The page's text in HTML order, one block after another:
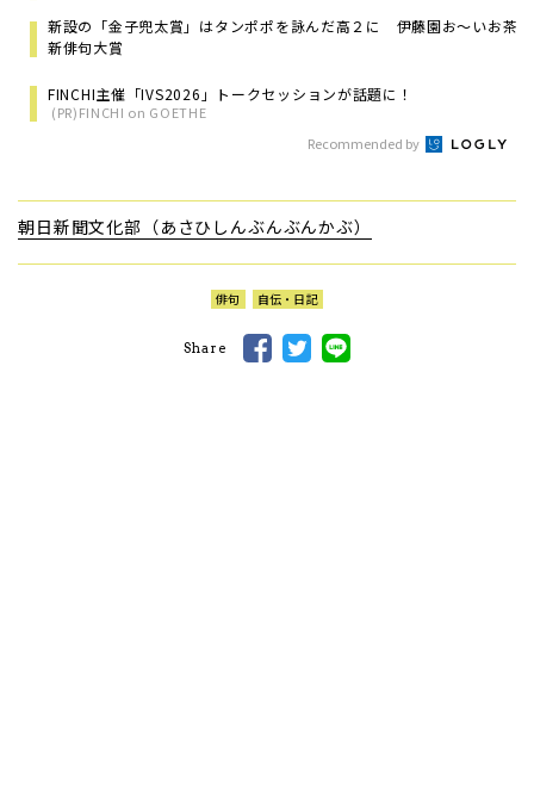
新設の「金子兜太賞」はタンポポを詠んだ高２に 伊藤園お～いお茶
新俳句大賞
FINCHI主催「IVS2026」トークセッションが話題に！
(PR)FINCHI on GOETHE
Recommended by
朝日新聞文化部（あさひしんぶんぶんかぶ）
俳句 自伝・日記
Share